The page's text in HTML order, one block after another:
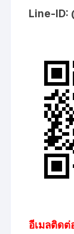
Line-ID:
อีเมลติดต่